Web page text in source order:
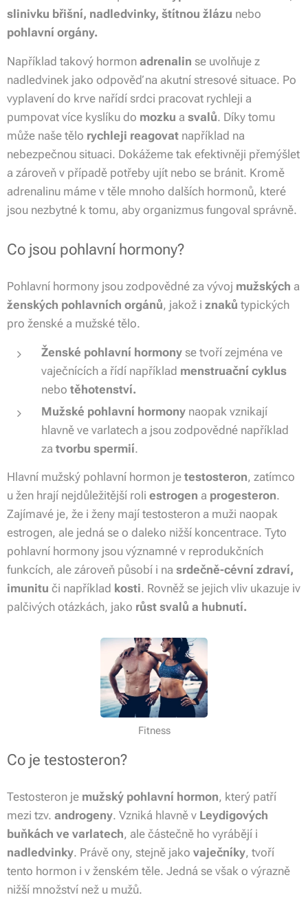
slinivku břišní, nadledvinky, štítnou žlázu nebo
pohlavní orgány.
Například takový hormon adrenalin se uvolňuje z
nadledvinek jako odpověď na akutní stresové situace. Po
vyplavení do krve nařídí srdci pracovat rychleji a
pumpovat více kyslíku do mozku a svalů. Díky tomu
může naše tělo rychleji reagovat například na
nebezpečnou situaci. Dokážeme tak efektivněji přemýšlet
a zároveň v případě potřeby ujít nebo se bránit. Kromě
adrenalinu máme v těle mnoho dalších hormonů, které
jsou nezbytné k tomu, aby organizmus fungoval správně.
Co jsou pohlavní hormony?
Pohlavní hormony jsou zodpovědné za vývoj mužských a
ženských pohlavních orgánů, jakož i znaků typických
pro ženské a mužské tělo.
Ženské pohlavní hormony se tvoří zejména ve
vaječnících a řídí například menstruační cyklus
nebo těhotenství.
Mužské pohlavní hormony naopak vznikají
hlavně ve varlatech a jsou zodpovědné například
za tvorbu spermií.
Hlavní mužský pohlavní hormon je testosteron, zatímco
u žen hrají nejdůležitější roli estrogen a progesteron.
Zajímavé je, že i ženy mají testosteron a muži naopak
estrogen, ale jedná se o daleko nižší koncentrace. Tyto
pohlavní hormony jsou významné v reprodukčních
funkcích, ale zároveň působí i na srdečně-cévní zdraví,
imunitu či například kosti. Rovněž se jejich vliv ukazuje iv
palčivých otázkách, jako růst svalů a hubnutí.
Fitness
Co je testosteron?
Testosteron je mužský pohlavní hormon, který patří
mezi tzv. androgeny. Vzniká hlavně v Leydigových
buňkách ve varlatech, ale částečně ho vyrábějí i
nadledvinky. Právě ony, stejně jako vaječníky, tvoří
tento hormon i v ženském těle. Jedná se však o výrazně
nižší množství než u mužů.